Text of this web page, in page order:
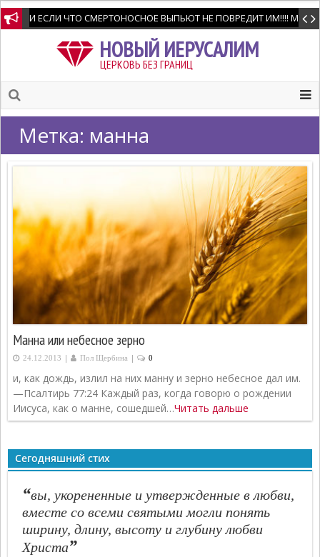
И ЕСЛИ ЧТО СМЕРТОНОСНОЕ ВЫПЬЮТ НЕ ПОВРЕДИТ ИМ!!!! Мне
НОВЫЙ ИЕРУСАЛИМ
ЦЕРКОВЬ БЕЗ ГРАНИЦ
Метка: манна
Манна или небесное зерно
24.12.2013 | Пол Щербина | 0
и, как дождь, излил на них манну и зерно небесное дал им.
—Псалтирь 77:24 Каждый раз, когда говорю о рождении
Иисуса, как о манне, сошедшей…Читать дальше
Сегодняшний стих
“вы, укорененные и утвержденные в любви,
вместе со всеми святыми могли понять
ширину, длину, высоту и глубину любви
Христа”